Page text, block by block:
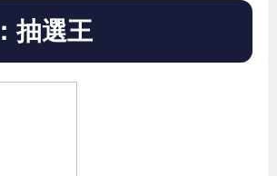
抽選王